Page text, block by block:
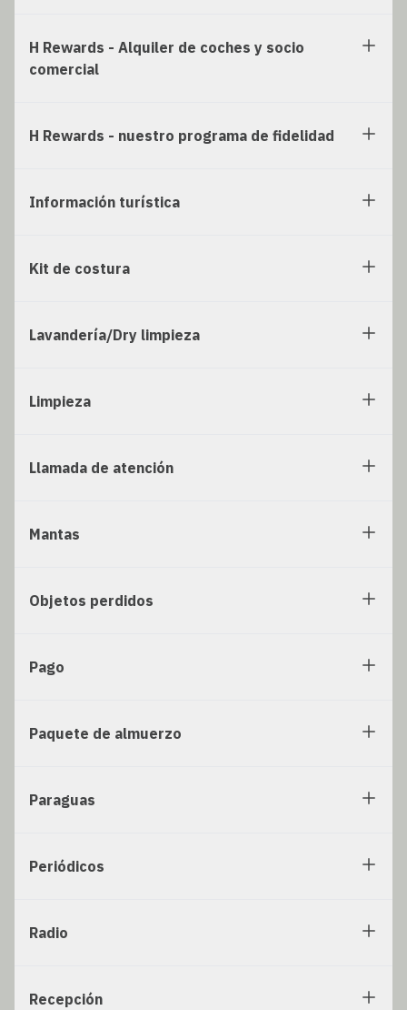
H Rewards - Alquiler de coches y socio
comercial
H Rewards - nuestro programa de fidelidad
Información turística
Kit de costura
Lavandería/Dry limpieza
Limpieza
Llamada de atención
Mantas
Objetos perdidos
Pago
Paquete de almuerzo
Paraguas
Periódicos
Radio
Recepción